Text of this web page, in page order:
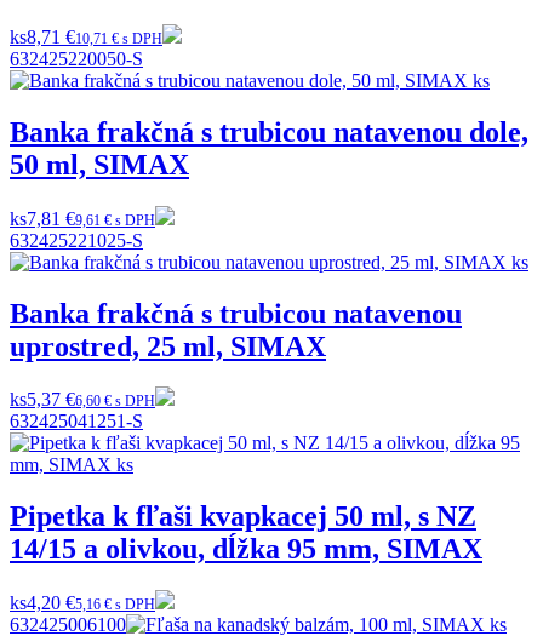
ks8,71 €10,71 € s DPH
632425220050-S
Banka frakčná s trubicou natavenou dole,
50 ml, SIMAX
ks7,81 €9,61 € s DPH
632425221025-S
Banka frakčná s trubicou natavenou
uprostred, 25 ml, SIMAX
ks5,37 €6,60 € s DPH
632425041251-S
Pipetka k fľaši kvapkacej 50 ml, s NZ
14/15 a olivkou, dĺžka 95 mm, SIMAX
ks4,20 €5,16 € s DPH
632425006100